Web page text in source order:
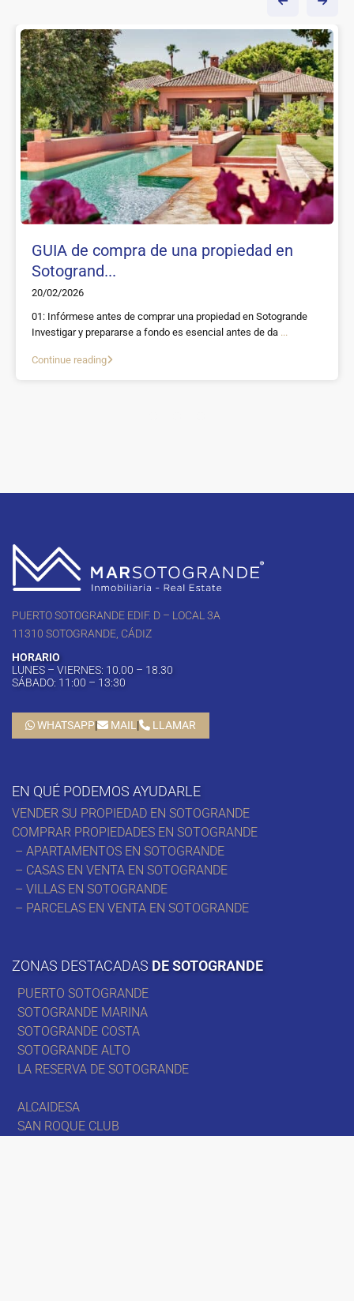
GUIA de compra de una propiedad en
Sotogrand...
20/02/2026
01: Infórmese antes de comprar una propiedad en Sotogrande
Investigar y prepararse a fondo es esencial antes de da ...
Continue reading
ZONAS DESTACADAS DE SOTOGRANDE
PUERTO SOTOGRANDE
SOTOGRANDE MARINA
SOTOGRANDE COSTA
SOTOGRANDE ALTO
LA RESERVA DE SOTOGRANDE
ALCAIDESA
SAN ROQUE CLUB
EN QUÉ PODEMOS AYUDARLE
VENDER SU PROPIEDAD EN SOTOGRANDE
COMPRAR PROPIEDADES EN SOTOGRANDE
– APARTAMENTOS EN SOTOGRANDE
– CASAS EN VENTA EN SOTOGRANDE
– VILLAS EN SOTOGRANDE
– PARCELAS EN VENTA EN SOTOGRANDE
PUERTO SOTOGRANDE EDIF. D – LOCAL 3A
11310 SOTOGRANDE, CÁDIZ
HORARIO
LUNES – VIERNES: 10.00 – 18.30
SÁBADO: 11:00 – 13:30
WHATSAPP| MAIL | LLAMAR